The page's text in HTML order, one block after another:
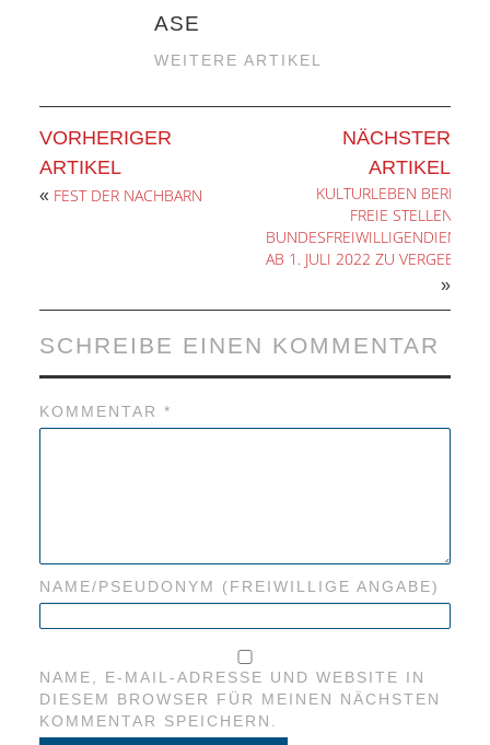
BAUEN
WOHNEN
SPORT
FREIZEIT
DER
ANDERE
SPONSORING
KONTAKT
ASE
WEITERE ARTIKEL
VORHERIGER
ARTIKEL
« FEST DER NACHBARN
NÄCHSTER
ARTIKEL
KULTURLEBEN BERLIN:
FREIE STELLEN IM
BUNDESFREIWILLIGENDIENST
AB 1. JULI 2022 ZU VERGEBEN
»
SCHREIBE EINEN KOMMENTAR
KOMMENTAR *
NAME/PSEUDONYM (FREIWILLIGE ANGABE)
NAME, E-MAIL-ADRESSE UND WEBSITE IN
DIESEM BROWSER FÜR MEINEN NÄCHSTEN
KOMMENTAR SPEICHERN.